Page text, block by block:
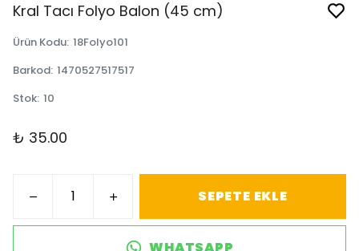
Kral Tacı Folyo Balon (45 cm)
Ürün Kodu: 18Folyo101
Barkod: 1470527517517
Stok: 10
₺ 35.00
SEPETE EKLE